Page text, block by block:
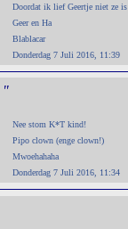
Doordat ik lief Geertje niet ze
Geer en Ha
Blablacar
Donderdag 7 Juli 2016, 11:39
"
Nee stom K*T kind!
Pipo clown (enge clown!)
Mwoehahaha
Donderdag 7 Juli 2016, 11:34